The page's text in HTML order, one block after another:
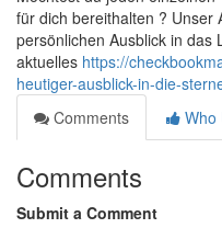
für dich bereithalten ? Unser
persönlichen Ausblick in das
aktuelles https://
heutiger-ausblick-in-die-
Comments
Who
Comments
Submit a Comment